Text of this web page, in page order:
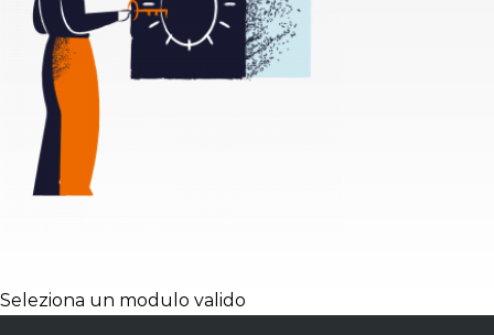
Seleziona un modulo valido